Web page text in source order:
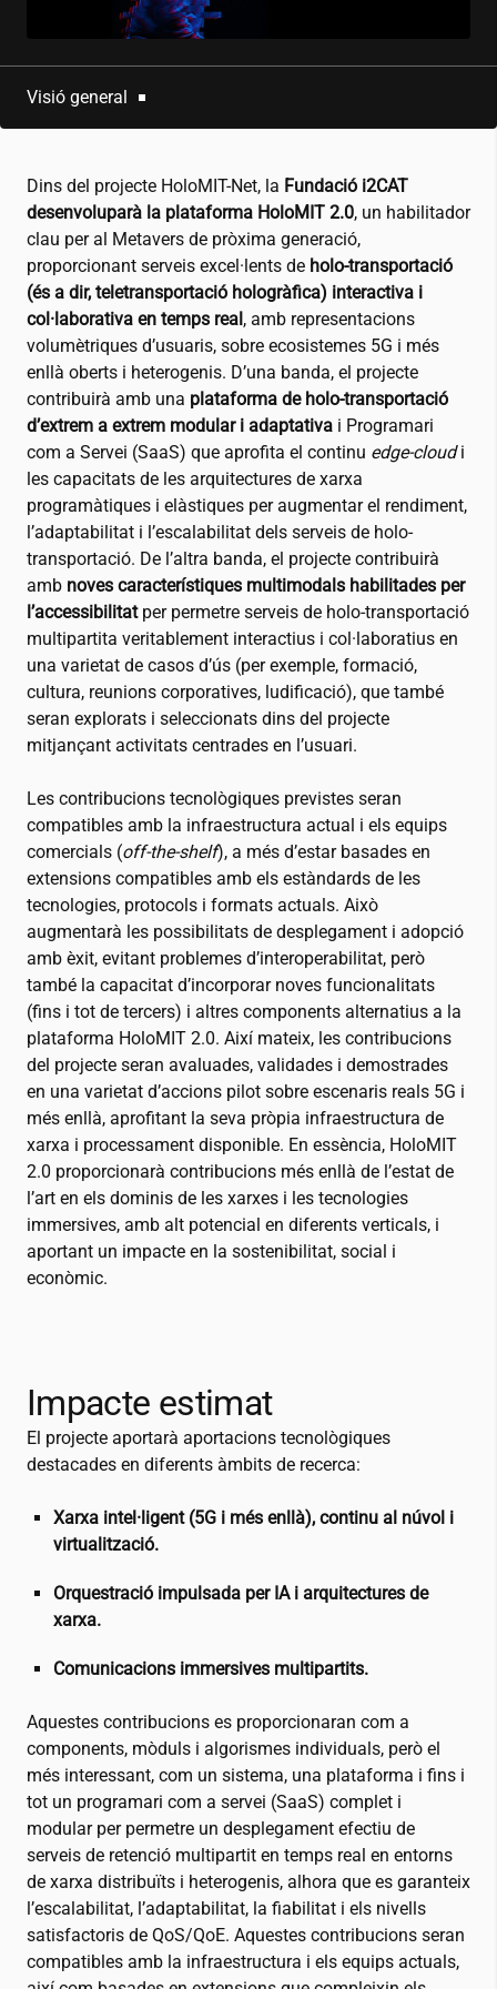
Visió general
Dins del projecte HoloMIT-Net, la Fundació i2CAT
desenvoluparà la plataforma HoloMIT 2.0, un habilitador
clau per al Metavers de pròxima generació,
proporcionant serveis excel·lents de holo-transportació
(és a dir, teletransportació hologràfica) interactiva i
col·laborativa en temps real , amb representacions
volumètriques d’usuaris, sobre ecosistemes 5G i més
enllà oberts i heterogenis. D’una banda, el projecte
contribuirà amb una plataforma de holo-transportació
d’extrem a extrem modular i adaptativa i Programari
com a Servei (SaaS) que aprofita el continu edge-cloudi
les capacitats de les arquitectures de xarxa
programàtiques i elàstiques per augmentar el rendiment,
l’adaptabilitat i l’escalabilitat dels serveis de holo-
transportació. De l’altra banda, el projecte contribuirà
amb noves característiques multimodals habilitades per
l’accessibilitatper permetre serveis de holo-transportació
multipartita veritablement interactius i col·laboratius en
una varietat de casos d’ús (per exemple, formació,
cultura, reunions corporatives, ludificació), que també
seran explorats i seleccionats dins del projecte
mitjançant activitats centrades en l’usuari.
Les contribucions tecnològiques previstes seran
compatibles amb la infraestructura actual i els equips
comercials (off-the-shelf), a més d’estar basades en
extensions compatibles amb els estàndards de les
tecnologies, protocols i formats actuals. Això
augmentarà les possibilitats de desplegament i adopció
amb èxit, evitant problemes d’interoperabilitat, però
també la capacitat d’incorporar noves funcionalitats
(fins i tot de tercers) i altres components alternatius a la
plataforma HoloMIT 2.0. Així mateix, les contribucions
del projecte seran avaluades, validades i demostrades
en una varietat d’accions pilot sobre escenaris reals 5G i
més enllà, aprofitant la seva pròpia infraestructura de
xarxa i processament disponible. En essència, HoloMIT
2.0 proporcionarà contribucions més enllà de l’estat de
l’art en els dominis de les xarxes i les tecnologies
immersives, amb alt potencial en diferents verticals, i
aportant un impacte en la sostenibilitat, social i
econòmic.
Impacte estimat
El projecte aportarà aportacions tecnològiques
destacades en diferents àmbits de recerca:
Xarxa intel·ligent (5G i més enllà), continu al núvol i
virtualització.
Orquestració impulsada per IA i arquitectures de
xarxa.
Comunicacions immersives multipartits.
Aquestes contribucions es proporcionaran com a
components, mòduls i algorismes individuals, però el
més interessant, com un sistema, una plataforma i fins i
tot un programari com a servei (SaaS) complet i
modular per permetre un desplegament efectiu de
serveis de retenció multipartit en temps real en entorns
de xarxa distribuïts i heterogenis, alhora que es garanteix
l’escalabilitat, l’adaptabilitat, la fiabilitat i els nivells
satisfactoris de QoS/QoE. Aquestes contribucions seran
compatibles amb la infraestructura i els equips actuals,